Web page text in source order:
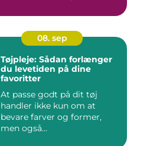
08. sep
Tøjpleje: Sådan forlænger
du levetiden på dine
favoritter
At passe godt på dit tøj
handler ikke kun om at
bevare farver og former,
men også...